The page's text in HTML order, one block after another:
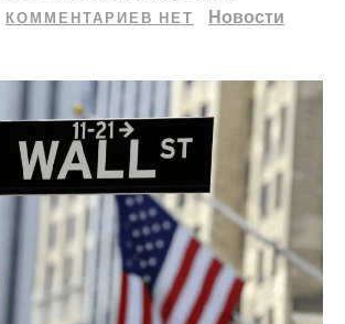
КОММЕНТАРИЕВ НЕТ
Новости